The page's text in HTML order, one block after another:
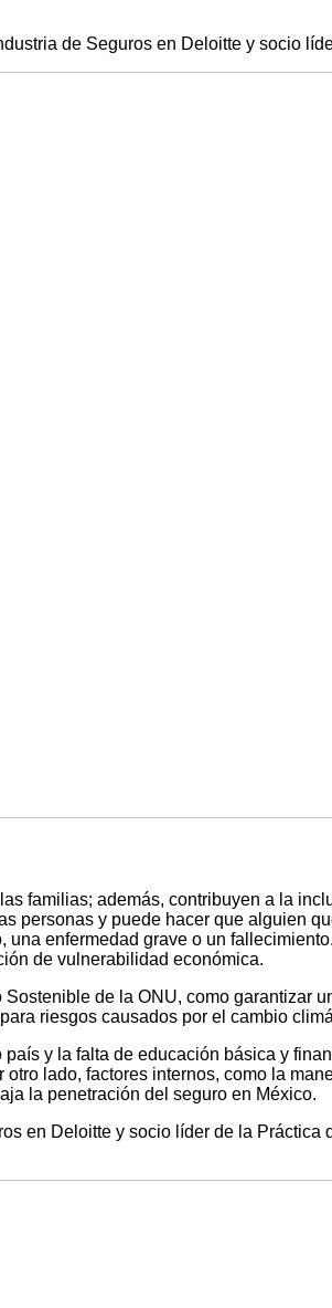
de Seguros en Deloitte y socio
familias; además, contribuyen a la
personas y puede hacer que alguien
enfermedad grave o un
de vulnerabilidad económica.
de la ONU, como garantizar
riesgos causados por el cambio
y la falta de educación básica y
lado, factores internos, como la
la penetración del seguro en México.
en Deloitte y socio líder de la